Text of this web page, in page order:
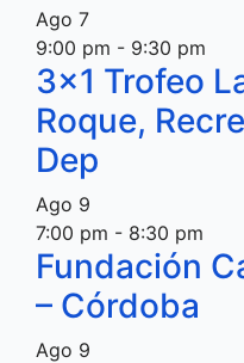
Ago 7
9:00 pm - 9:30 pm
3×1 Trofeo
Roque,
Dep
Ago 9
7:00 pm - 8:30 pm
Fundación
– Córdoba
Ago 9